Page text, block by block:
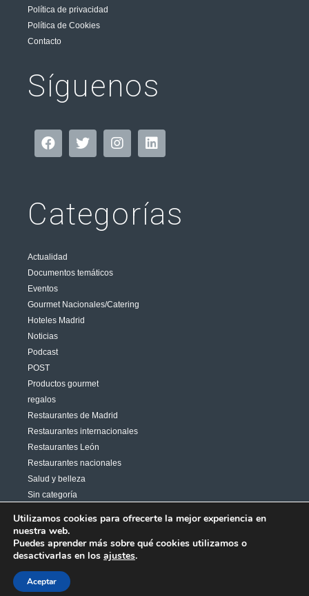
Política de privacidad
Política de Cookies
Contacto
Síguenos
Categorías
Actualidad
Documentos temáticos
Eventos
Gourmet Nacionales/Catering
Hoteles Madrid
Noticias
Podcast
POST
Productos gourmet
regalos
Restaurantes de Madrid
Restaurantes internacionales
Restaurantes León
Restaurantes nacionales
Salud y belleza
Sin categoría
Utilizamos cookies para ofrecerte la mejor experiencia en
nuestra web.
Puedes aprender más sobre qué cookies utilizamos o
desactivarlas en los ajustes.
Aceptar